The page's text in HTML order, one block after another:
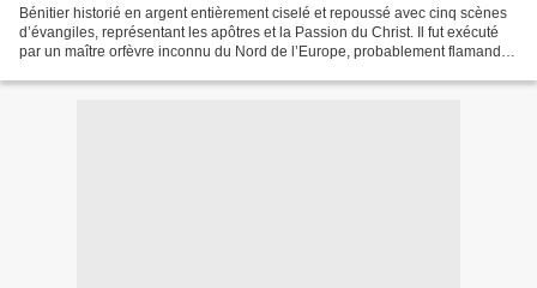
Bénitier historié en argent entièrement ciselé et repoussé avec cinq scènes
d’évangiles, représentant les apôtres et la Passion du Christ. Il fut exécuté
par un maître orfèvre inconnu du Nord de l’Europe, probablement flamand,